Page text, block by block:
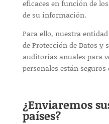
eficaces en función de
de su información.
Para ello, nuestra
de Protección de Datos y
auditorías anuales para
personales están
¿Enviaremos
países?